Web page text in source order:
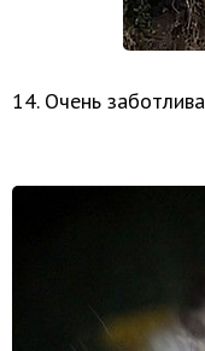
14. Очень